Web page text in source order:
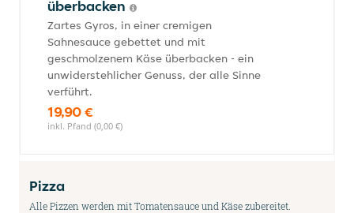
überbacken
Zartes Gyros, in einer cremigen
Sahnesauce gebettet und mit
geschmolzenem Käse überbacken - ein
unwiderstehlicher Genuss, der alle Sinne
verführt.
19,90 €
inkl. Pfand (0,00 €)
Pizza
Alle Pizzen werden mit Tomatensauce und Käse zubereitet.